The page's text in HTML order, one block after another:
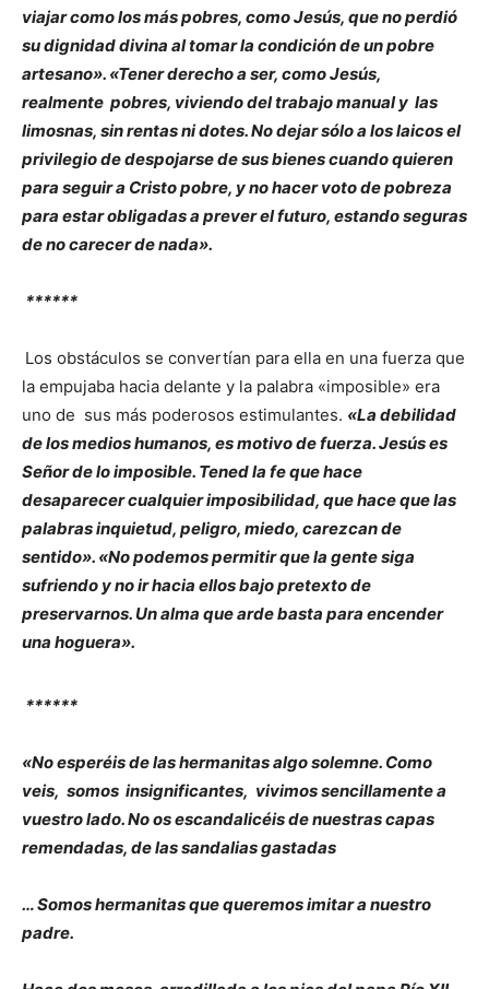
viajar como los más pobres, como Jesús, que no perdió
su dignidad divina al tomar la condición de un pobre
artesano». «Tener derecho a ser, como Jesús,
realmente pobres, viviendo del trabajo manual y las
limosnas, sin rentas ni dotes. No dejar sólo a los laicos el
privilegio de despojarse de sus bienes cuando quieren
para seguir a Cristo pobre, y no hacer voto de pobreza
para estar obligadas a prever el futuro, estando seguras
de no carecer de nada».
******
Los obstáculos se convertían para ella en una fuerza que
la empujaba hacia delante y la palabra «imposible» era
uno de sus más poderosos estimulantes. «La debilidad
de los medios humanos, es motivo de fuerza. Jesús es
Señor de lo imposible. Tened la fe que hace
desaparecer cualquier imposibilidad, que hace que las
palabras inquietud, peligro, miedo, carezcan de
sentido». «No podemos permitir que la gente siga
sufriendo y no ir hacia ellos bajo pretexto de
preservarnos. Un alma que arde basta para encender
una hoguera».
******
«No esperéis de las hermanitas algo solemne. Como
veis, somos insignificantes, vivimos sencillamente a
vuestro lado. No os escandalicéis de nuestras capas
remendadas, de las sandalias gastadas
… Somos hermanitas que queremos imitar a nuestro
padre.